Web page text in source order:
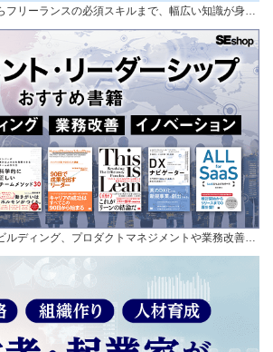
フリーランスの必須スキルまで、幅広い知識が身…
ルディング、プロダクトマネジメントや業務改善…